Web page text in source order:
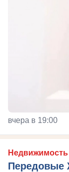
вчера в 19:00
Недвижимость
Передовые